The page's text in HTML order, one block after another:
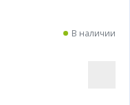
В наличии